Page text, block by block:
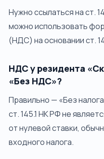
Нужно ссылаться на ст.
можно использовать
(НДС) на основании ст.
НДС у резидента
«Без НДС»?
Правильно — «Без
ст. 145.1 НК РФ не
от нулевой ставки,
входного налога.